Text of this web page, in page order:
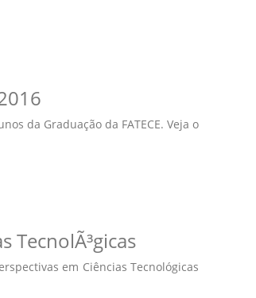
da Graduação da FATECE. Veja o
TecnolÃ³gicas
em Ciências Tecnológicas